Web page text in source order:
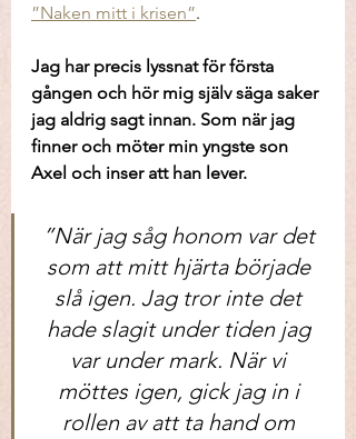
”Naken mitt i krisen”.
Jag har precis lyssnat för första
gången och hör mig själv säga saker
jag aldrig sagt innan. Som när jag
finner och möter min yngste son
Axel och inser att han lever.
”När jag såg honom var det
som att mitt hjärta började
slå igen. Jag tror inte det
hade slagit under tiden jag
var under mark. När vi
möttes igen, gick jag in i
rollen av att ta hand om